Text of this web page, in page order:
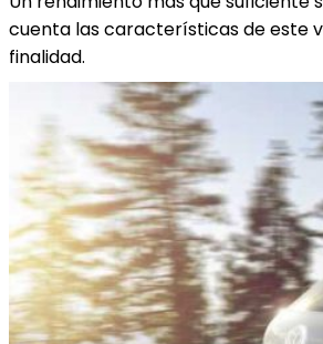
cuenta las características de este
finalidad.